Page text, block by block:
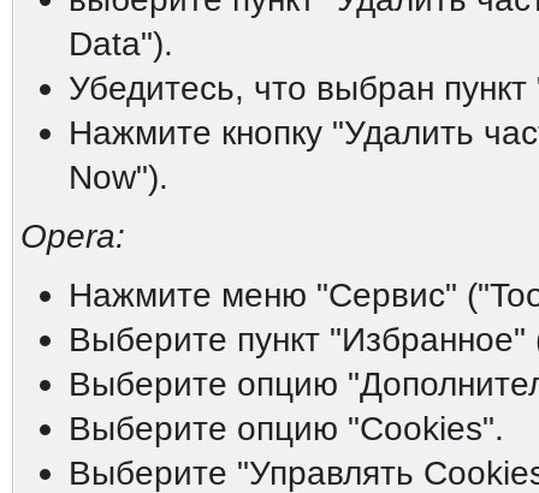
Data").
Убедитесь, что выбран
Нажмите кнопку "Удалить
Now").
Opera:
Нажмите меню "Сервис"
Выберите пункт
Выберите опцию
Выберите опцию "Cookies".
Выберите "Управлять